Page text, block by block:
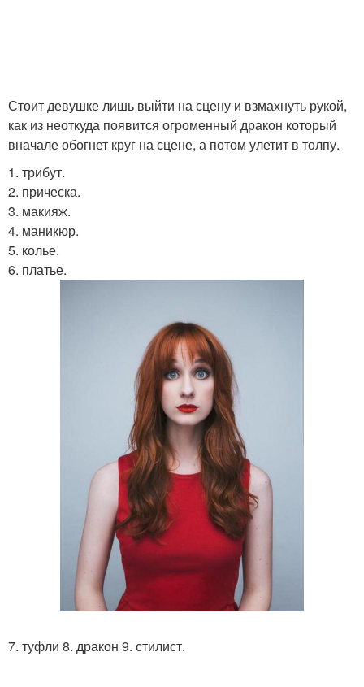
Стоит девушке лишь выйти на сцену и взмахнуть рукой,
как из неоткуда появится огроменный дракон который
вначале обогнет круг на сцене, а потом улетит в толпу.
1. трибут.
2. прическа.
3. макияж.
4. маникюр.
5. колье.
6. платье.
7. туфли 8. дракон 9. стилист.